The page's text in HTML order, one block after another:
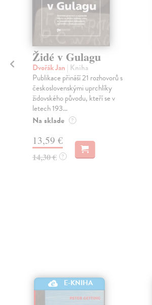
Židé v Gulagu
Dvořák Jan | Kniha
Publikace přináší 21 rozhovorů s
československými uprchlíky
židovského původu, kteří se v
letech 193...
Na sklade ?
13,59 €
14,30 € ?
E-KNIHA